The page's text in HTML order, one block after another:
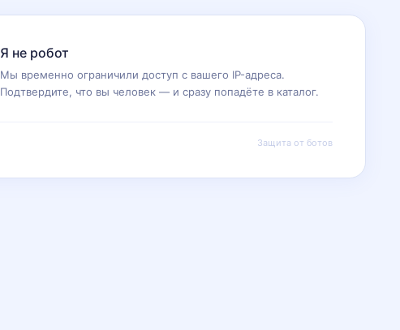
Я не робот
Мы временно ограничили доступ с вашего IP-адреса.
Подтвердите, что вы человек — и сразу попадёте в каталог.
Защита от ботов